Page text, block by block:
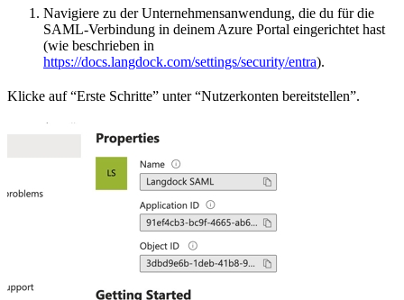
Navigiere zu der Unternehmensanwendung, die du für die
SAML-Verbindung in deinem Azure Portal eingerichtet hast
(wie beschrieben in
https://docs.langdock.com/settings/security/entra).
Klicke auf “Erste Schritte” unter “Nutzerkonten bereitstellen”.